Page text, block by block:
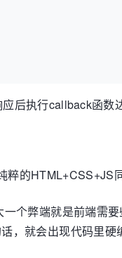
后执行callback函数
的HTML+CSS+JS
个弊端就是前端需
，就会出现代码里